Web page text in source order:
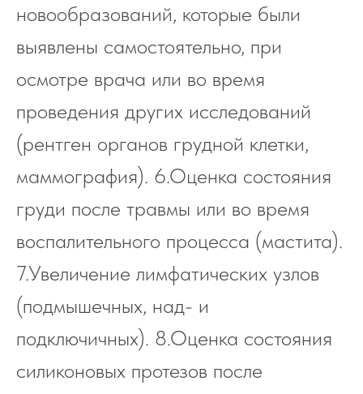
новообразований, которые были
выявлены самостоятельно, при
осмотре врача или во время
проведения других исследований
(рентген органов грудной клетки,
маммография). 6.Оценка состояния
груди после травмы или во время
воспалительного процесса (мастита).
7.Увеличение лимфатических узлов
(подмышечных, над- и
подключичных). 8.Оценка состояния
силиконовых протезов после